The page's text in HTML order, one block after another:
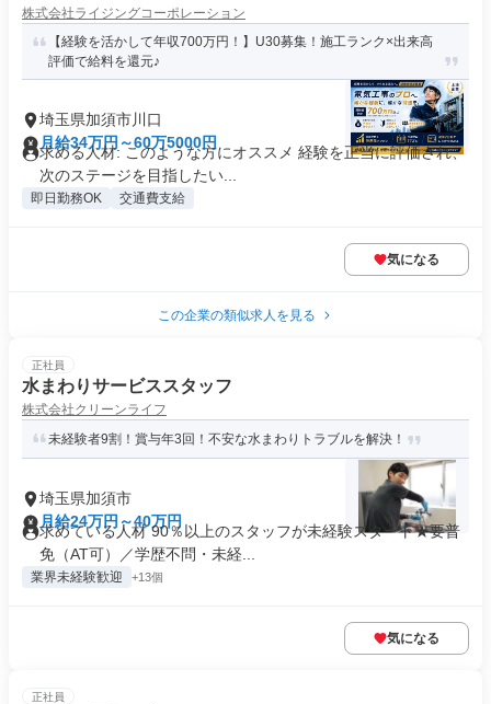
株式会社ライジングコーポレーション
【経験を活かして年収700万円！】U30募集！施工ランク×出来高
評価で給料を還元♪
埼玉県加須市川口
月給34万円～60万5000円
求める人材: このような方にオススメ 経験を正当に評価され、
次のステージを目指したい...
即日勤務OK 交通費支給
気になる
この企業の類似求人を見る
正社員
水まわりサービススタッフ
株式会社クリーンライフ
未経験者9割！賞与年3回！不安な水まわりトラブルを解決！
埼玉県加須市
月給24万円～40万円
求めている人材 90％以上のスタッフが未経験スタート★要普
免（AT可）／学歴不問・未経...
業界未経験歓迎 +13個
気になる
正社員